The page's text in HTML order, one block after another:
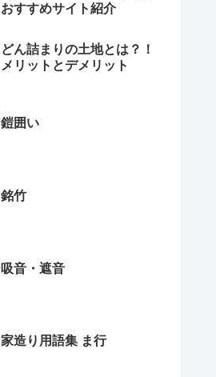
おすすめサイト紹介
どん詰まりの土地とは？！
メリットとデメリット
鎧囲い
銘竹
吸音・遮音
家造り用語集 ま行